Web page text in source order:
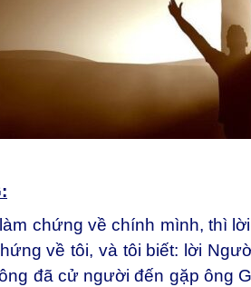
chứng về chính mình, thì
về tôi, và tôi biết: lời
đã cử người đến gặp ông